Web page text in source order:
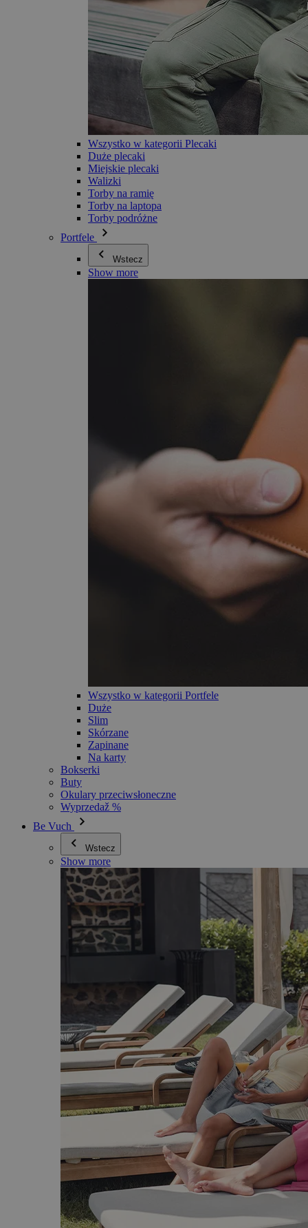
Wszystko w kategorii Plecaki
Duże plecaki
Miejskie plecaki
Walizki
Torby na ramię
Torby na laptopa
Torby podróżne
Portfele
Wstecz
Show more
Wszystko w kategorii Portfele
Duże
Slim
Skórzane
Zapinane
Na karty
Bokserki
Buty
Okulary przeciwsłoneczne
Wyprzedaž %
Be Vuch
Wstecz
Show more